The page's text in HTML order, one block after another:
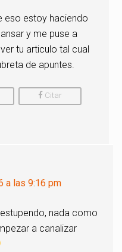
eso estoy haciendo
y me puse a
tu articulo tal cual
de apuntes.
Citar
Comentario
a las 9:16 pm
nada como
a canalizar